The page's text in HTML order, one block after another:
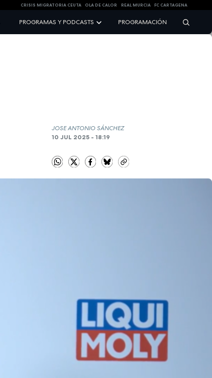
CRISIS MIGRATORIA CEUTA OLA DE CALOR REAL MURCIA FC CARTAGENA
PROGRAMAS Y PODCASTS PROGRAMACIÓN
JOSE ANTONIO SÁNCHEZ
10 JUL 2025 - 18:19